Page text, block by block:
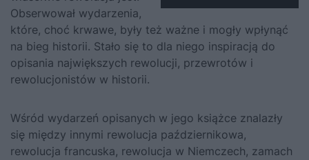
Obserwował wydarzenia,
które, choć krwawe, były też ważne i mogły wpłynąć
na bieg historii. Stało się to dla niego inspiracją do
opisania największych rewolucji, przewrotów i
rewolucjonistów w historii.
Wśród wydarzeń opisanych w jego książce znalazły
się między innymi rewolucja październikowa,
rewolucja francuska, rewolucja w Niemczech, zamach